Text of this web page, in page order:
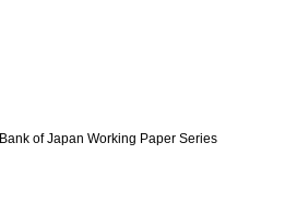
Bank of Japan Working Paper Series